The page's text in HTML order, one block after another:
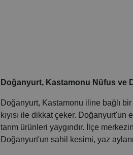
Doğanyurt, Kastamonu Nüfus ve
Doğanyurt, Kastamonu iline bağlı
kıyısı ile dikkat çeker. Doğanyurt'un
tarım ürünleri yaygındır. İlçe
Doğanyurt'un sahil kesimi, yaz